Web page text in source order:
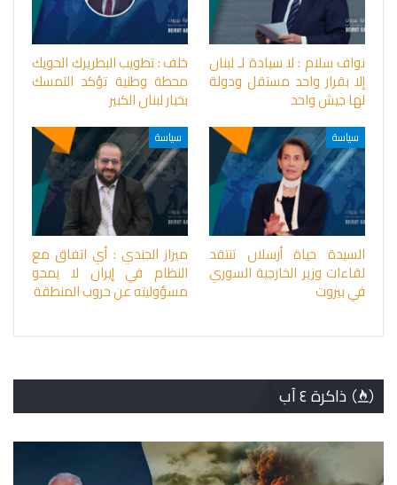
نواف سلام : لا سيادة لـ لبنان
إلا بقرار واحد مستقل ودولة
لها جيش واحد
خلف : تطويب البطريرك الحويك
محطة وطنية تؤكد التمسك
بخيار لبنان الكبير
سياسة
السيدة حياة أرسلان تنتقد
لقاءات وزير الخارجية السوري
في بيروت
سياسة
ميراز الجندي : أي اتفاق مع
النظام في إيران لا يمحو
مسؤوليته عن حروب المنطقة
ذاكرة ٤ آب